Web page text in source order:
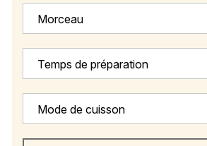
Morceau
Temps de préparation
Mode de cuisson